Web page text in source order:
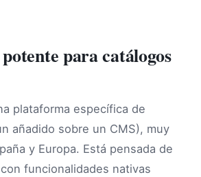
para catálogos
plataforma específica de
añadido sobre un CMS), muy
y Europa. Está pensada de
funcionalidades nativas